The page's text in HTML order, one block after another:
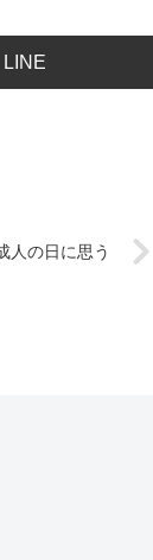
LINE
人の日に思う